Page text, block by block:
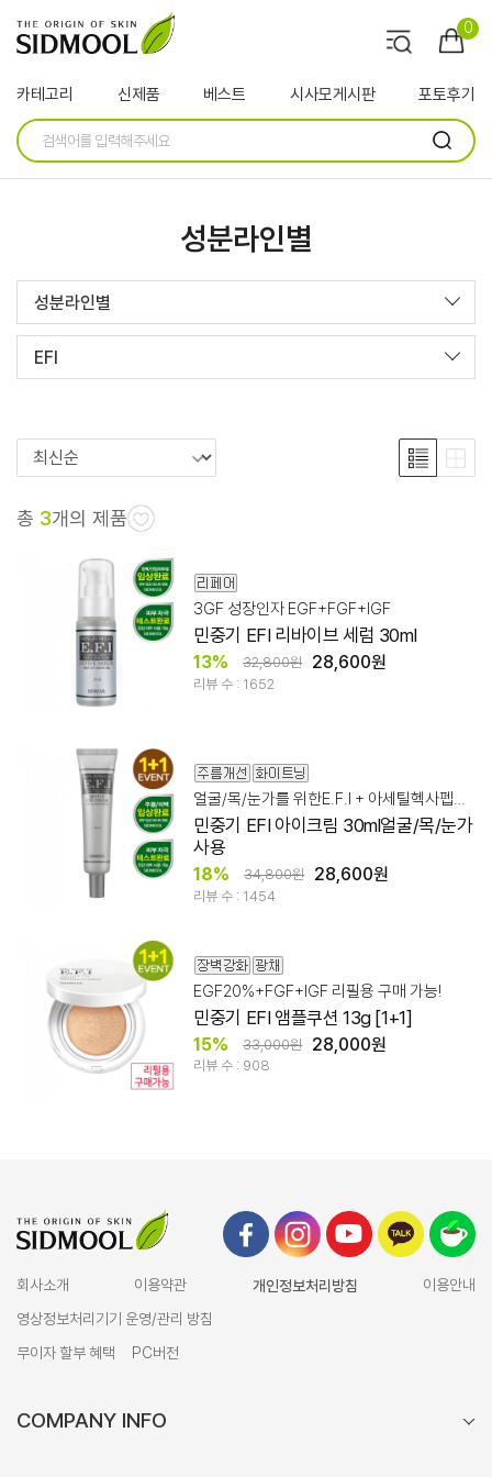
0
카테고리 신제품 베스트 시사모게시판 포토후기
성분라인별
성분라인별
EFI
총 3개의 제품
3GF 성장인자 EGF+FGF+IGF
민중기 EFI 리바이브 세럼 30ml
13% 32,800원 28,600원
리뷰 수 : 1652
얼굴/목/눈가를 위한E.F.I + 아세틸헥사펩타이드-8 10ppm,64%
민중기 EFI 아이크림 30ml얼굴/목/눈가
사용
18% 34,800원 28,600원
리뷰 수 : 1454
EGF20%+FGF+IGF 리필용 구매 가능!
민중기 EFI 앰플쿠션 13g [1+1]
15% 33,000원 28,000원
리뷰 수 : 908
회사소개 이용약관 개인정보처리방침
이용안내
영상정보처리기기 운영/관리 방침
무이자 할부 혜택
PC버전
COMPANY INFO